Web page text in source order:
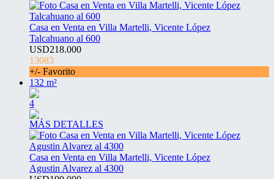
Casa en Venta en Villa Martelli, Vicente López
Talcahuano al 600
USD218.000
13083
+/- Favorito
132 m²
4
MÁS DETALLES
Casa en Venta en Villa Martelli, Vicente López
Agustin Alvarez al 4300